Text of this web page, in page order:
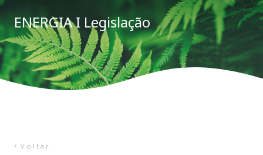
ENERGIA I Legislação
Voltar